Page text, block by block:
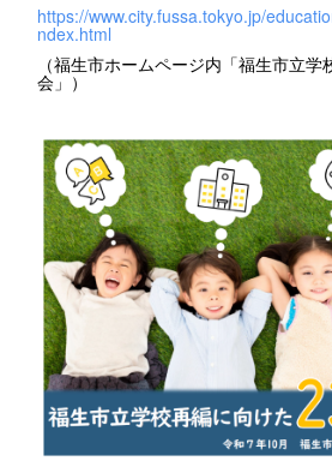
https://www.city.fussa.tokyo.jp/
ndex.html
（福生市ホームページ内「福生市立学
会」）